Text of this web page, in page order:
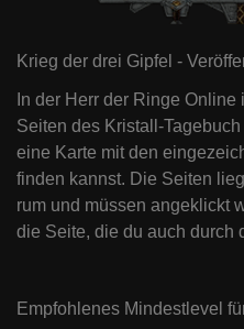
Krieg der drei Gipfel -
In der Herr der Ringe
Seiten des Kristall-
eine Karte mit den
finden kannst. Die Seiten
rum und müssen angeklickt
die Seite, die du auch durch
Empfohlenes Mindestlevel